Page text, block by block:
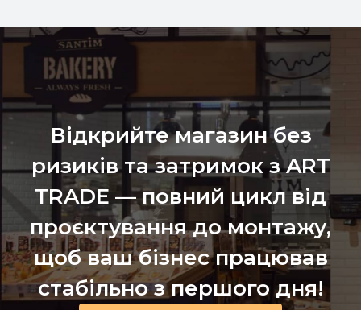
Відкрийте магазин без
ризиків та затримок з ART
TRADE — повний цикл від
проєктування до монтажу,
щоб ваш бізнес працював
стабільно з першого дня!